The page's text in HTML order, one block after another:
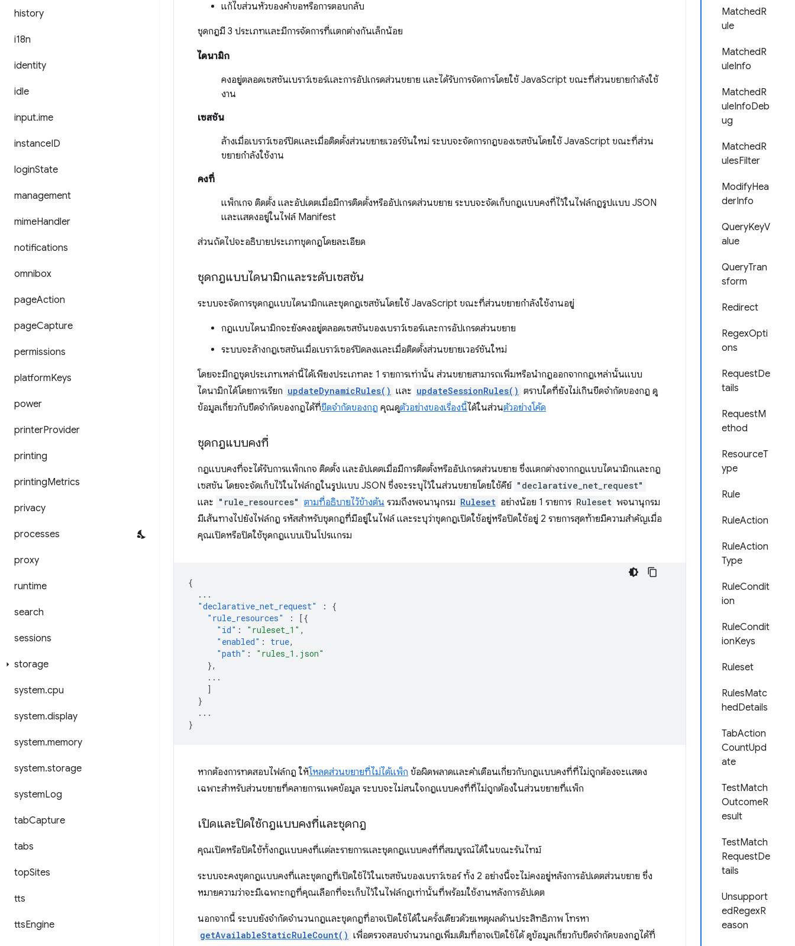
history
i18n
identity
idle
input.ime
instanceID
loginState
management
mimeHandler
notifications
omnibox
pageAction
pageCapture
permissions
platformKeys
power
printerProvider
printing
printingMetrics
privacy
processes
proxy
runtime
search
sessions
storage
system.cpu
system.display
system.memory
system.storage
systemLog
tabCapture
tabs
topSites
tts
ttsEngine
MatchedR
ule
MatchedR
uleInfo
MatchedR
uleInfoDeb
ug
MatchedR
ulesFilter
ModifyHea
derInfo
QueryKeyV
alue
QueryTran
sform
Redirect
RegexOpti
ons
RequestDe
tails
RequestM
ethod
ResourceT
ype
Rule
RuleAction
RuleAction
Type
RuleCondit
ion
RuleCondit
ionKeys
Ruleset
RulesMatc
hedDetails
TabAction
CountUpd
ate
TestMatch
OutcomeR
esult
TestMatch
RequestDe
tails
Unsupport
edRegexR
eason
แก้ไขส่วนหัวของคำขอหรือการตอบกลับ
ชุดกฎมี 3 ประเภทและมีการจัดการที่แตกต่างกันเล็กน้อย
ไดนามิก
คงอยู่ตลอดเซสชันเบราว์เซอร์และการอัปเกรดส่วนขยาย และได้รับการจัดการโดยใช้ JavaScript ขณะที่ส่วนขยายกำลังใช้
งาน
เซสชัน
ล้างเมื่อเบราว์เซอร์ปิดและเมื่อติดตั้งส่วนขยายเวอร์ชันใหม่ ระบบจะจัดการกฎของเซสชันโดยใช้ JavaScript ขณะที่ส่วน
ขยายกำลังใช้งาน
คงที่
แพ็กเกจ ติดตั้ง และอัปเดตเมื่อมีการติดตั้งหรืออัปเกรดส่วนขยาย ระบบจะจัดเก็บกฎแบบคงที่ไว้ในไฟล์กฎรูปแบบ JSON
และแสดงอยู่ในไฟล์ Manifest
ส่วนถัดไปจะอธิบายประเภทชุดกฎโดยละเอียด
ชุดกฎแบบไดนามิกและระดับเซสชัน
ระบบจะจัดการชุดกฎแบบไดนามิกและชุดกฎเซสชันโดยใช้ JavaScript ขณะที่ส่วนขยายกำลังใช้งานอยู่
กฎแบบไดนามิกจะยังคงอยู่ตลอดเซสชันของเบราว์เซอร์และการอัปเกรดส่วนขยาย
ระบบจะล้างกฎเซสชันเมื่อเบราว์เซอร์ปิดลงและเมื่อติดตั้งส่วนขยายเวอร์ชันใหม่
โดยจะมีกฎชุดประเภทเหล่านี้ได้เพียงประเภทละ 1 รายการเท่านั้น ส่วนขยายสามารถเพิ่มหรือนำกฎออกจากกฎเหล่านั้นแบบ
ไดนามิกได้โดยการเรียก updateDynamicRules() และ updateSessionRules() ตราบใดที่ยังไม่เกินขีดจำกัดของกฎ ดู
ข้อมูลเกี่ยวกับขีดจํากัดของกฎได้ที่ขีดจํากัดของกฎ คุณดูตัวอย่างของเรื่องนี้ได้ในส่วนตัวอย่างโค้ด
ชุดกฎแบบคงที่
กฎแบบคงที่จะได้รับการแพ็กเกจ ติดตั้ง และอัปเดตเมื่อมีการติดตั้งหรืออัปเกรดส่วนขยาย ซึ่งแตกต่างจากกฎแบบไดนามิกและกฎ
เซสชัน โดยจะจัดเก็บไว้ในไฟล์กฎในรูปแบบ JSON ซึ่งจะระบุไว้ในส่วนขยายโดยใช้คีย์ "declarative_net_request"
และ "rule_resources" ตามที่อธิบายไว้ข้างต้น รวมถึงพจนานุกรม Ruleset อย่างน้อย 1 รายการ Ruleset พจนานุกรม
มีเส้นทางไปยังไฟล์กฎ รหัสสำหรับชุดกฎที่มีอยู่ในไฟล์ และระบุว่าชุดกฎเปิดใช้อยู่หรือปิดใช้อยู่ 2 รายการสุดท้ายมีความสำคัญเมื่อ
คุณเปิดหรือปิดใช้ชุดกฎแบบเป็นโปรแกรม
{
...
"declarative_net_request"
:
{
"rule_resources"
:
[{
"id" : "ruleset_1" ,
"enabled" : true,
"path" :
"rules_1.json"
},
...
]
}
...
}
หากต้องการทดสอบไฟล์กฎ ให้โหลดส่วนขยายที่ไม่ได้แพ็ก ข้อผิดพลาดและคำเตือนเกี่ยวกับกฎแบบคงที่ที่ไม่ถูกต้องจะแสดง
เฉพาะสำหรับส่วนขยายที่คลายการแพคข้อมูล ระบบจะไม่สนใจกฎแบบคงที่ที่ไม่ถูกต้องในส่วนขยายที่แพ็ก
เปิดและปิดใช้กฎแบบคงที่และชุดกฎ
คุณเปิดหรือปิดใช้ทั้งกฎแบบคงที่แต่ละรายการและชุดกฎแบบคงที่ที่สมบูรณ์ได้ในขณะรันไทม์
ระบบจะคงชุดกฎแบบคงที่และชุดกฎที่เปิดใช้ไว้ในเซสชันของเบราว์เซอร์ ทั้ง 2 อย่างนี้จะไม่คงอยู่หลังการอัปเดตส่วนขยาย ซึ่ง
หมายความว่าจะมีเฉพาะกฎที่คุณเลือกที่จะเก็บไว้ในไฟล์กฎเท่านั้นที่พร้อมใช้งานหลังการอัปเดต
นอกจากนี้ ระบบยังจำกัดจำนวนกฎและชุดกฎที่อาจเปิดใช้ได้ในครั้งเดียวด้วยเหตุผลด้านประสิทธิภาพ โทรหา
getAvailableStaticRuleCount() เพื่อตรวจสอบจำนวนกฎเพิ่มเติมที่อาจเปิดใช้ได้ ดูข้อมูลเกี่ยวกับขีดจํากัดของกฎได้ที่